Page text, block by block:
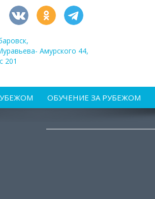
Амурского 44,
201
ОБУЧЕНИЕ ЗА РУБЕЖОМ